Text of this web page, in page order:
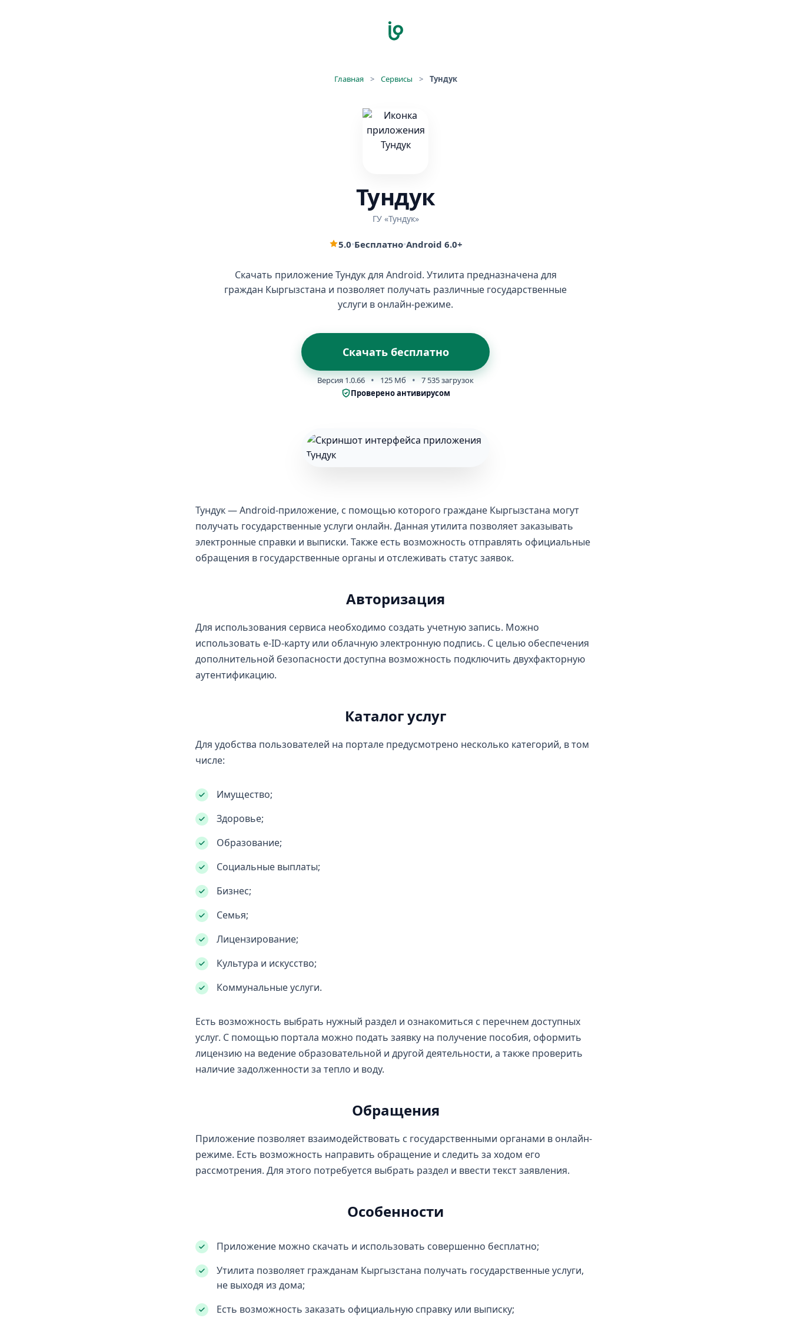
Главная > Сервисы > Тундук
Тундук
ГУ «Тундук»
5.0•Бесплатно•Android 6.0+
Скачать приложение Тундук для Android. Утилита предназначена для
граждан Кыргызстана и позволяет получать различные государственные
услуги в онлайн-режиме.
Скачать бесплатно
Версия 1.0.66 125 Мб
7 535 загрузок
Проверено антивирусом
Тундук — Android-приложение, с помощью которого граждане Кыргызстана могут
получать государственные услуги онлайн. Данная утилита позволяет заказывать
электронные справки и выписки. Также есть возможность отправлять официальные
обращения в государственные органы и отслеживать статус заявок.
Авторизация
Для использования сервиса необходимо создать учетную запись. Можно
использовать e-ID-карту или облачную электронную подпись. С целью обеспечения
дополнительной безопасности доступна возможность подключить двухфакторную
аутентификацию.
Каталог услуг
Для удобства пользователей на портале предусмотрено несколько категорий, в том
числе:
Имущество;
Здоровье;
Образование;
Социальные выплаты;
Бизнес;
Семья;
Лицензирование;
Культура и искусство;
Коммунальные услуги.
Есть возможность выбрать нужный раздел и ознакомиться с перечнем доступных
услуг. С помощью портала можно подать заявку на получение пособия, оформить
лицензию на ведение образовательной и другой деятельности, а также проверить
наличие задолженности за тепло и воду.
Обращения
Приложение позволяет взаимодействовать с государственными органами в онлайн-
режиме. Есть возможность направить обращение и следить за ходом его
рассмотрения. Для этого потребуется выбрать раздел и ввести текст заявления.
Особенности
Приложение можно скачать и использовать совершенно бесплатно;
Утилита позволяет гражданам Кыргызстана получать государственные услуги,
не выходя из дома;
Есть возможность заказать официальную справку или выписку;